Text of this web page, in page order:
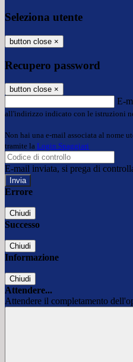
Seleziona utente
button close ×
Recupero password
button close ×
E-
all'indirizzo indicato con le istruzioni
Non hai una e-mail associata al nome
tramite la Login Spaggiari
E-mail inviata, si prega di
Errore
Chiudi
Successo
Chiudi
Informazione
Chiudi
Attendere...
Attendere il completamento